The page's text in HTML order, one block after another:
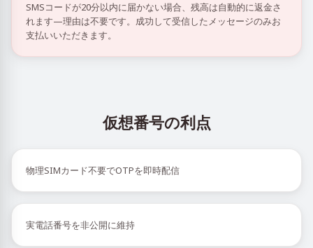
SMSコードが20分以内に届かない場合、残高は自動的に返金さ
れます—理由は不要です。成功して受信したメッセージのみお
支払いいただきます。
仮想番号の利点
物理SIMカード不要でOTPを即時配信
実電話番号を非公開に維持